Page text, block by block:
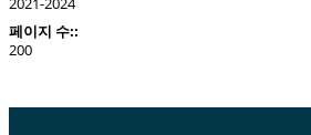
페이지 수::
200